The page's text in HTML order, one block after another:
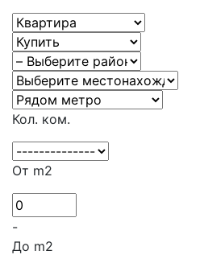
Кол. ком.
От m2
-
До m2